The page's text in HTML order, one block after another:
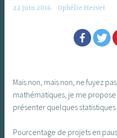
22 juin 2016 Ophélie Hervet
Mais non, mais non, ne fuyez
mathématiques, je me
présenter quelques
Pourcentage de projets en